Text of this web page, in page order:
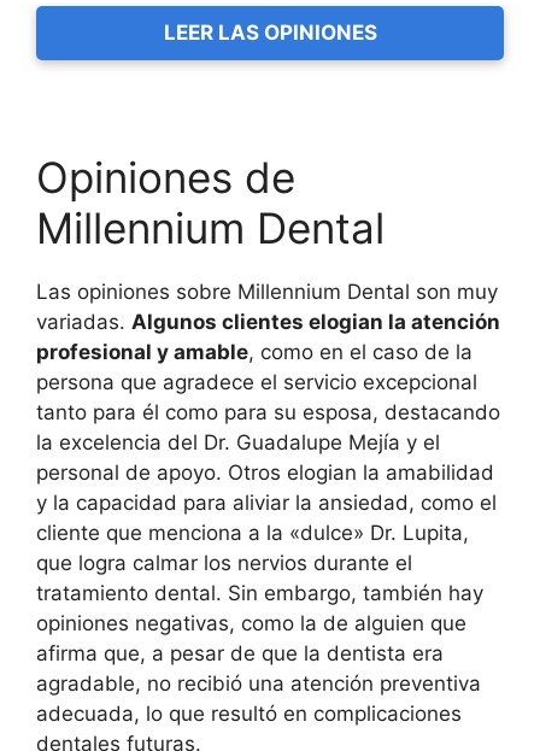
LEER LAS OPINIONES
Opiniones de
Millennium Dental
Las opiniones sobre Millennium Dental son muy
variadas. Algunos clientes elogian la atención
profesional y amable, como en el caso de la
persona que agradece el servicio excepcional
tanto para él como para su esposa, destacando
la excelencia del Dr. Guadalupe Mejía y el
personal de apoyo. Otros elogian la amabilidad
y la capacidad para aliviar la ansiedad, como el
cliente que menciona a la «dulce» Dr. Lupita,
que logra calmar los nervios durante el
tratamiento dental. Sin embargo, también hay
opiniones negativas, como la de alguien que
afirma que, a pesar de que la dentista era
agradable, no recibió una atención preventiva
adecuada, lo que resultó en complicaciones
dentales futuras.